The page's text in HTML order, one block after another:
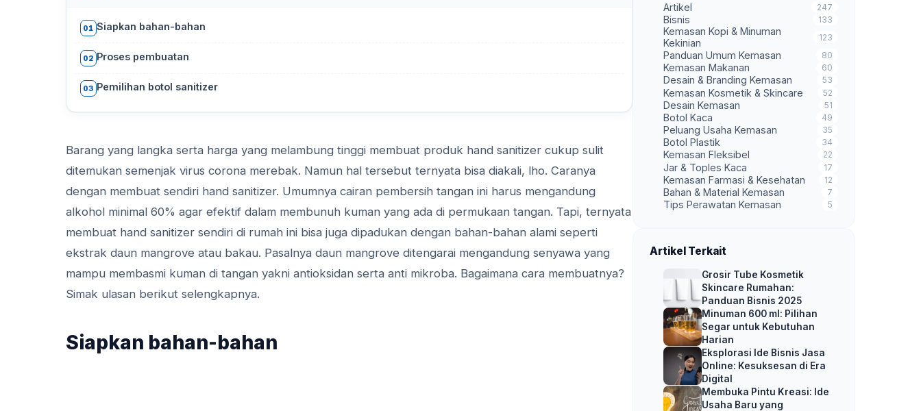
01 Siapkan bahan-bahan
02 Proses pembuatan
03 Pemilihan botol sanitizer
Barang yang langka serta harga yang melambung tinggi membuat produk hand sanitizer cukup sulit
ditemukan semenjak virus corona merebak. Namun hal tersebut ternyata bisa diakali, lho. Caranya
dengan membuat sendiri hand sanitizer. Umumnya cairan pembersih tangan ini harus mengandung
alkohol minimal 60% agar efektif dalam membunuh kuman yang ada di permukaan tangan. Tapi, ternyata
membuat hand sanitizer sendiri di rumah ini bisa juga dipadukan dengan bahan-bahan alami seperti
ekstrak daun mangrove atau bakau. Pasalnya daun mangrove ditengarai mengandung senyawa yang
mampu membasmi kuman di tangan yakni antioksidan serta anti mikroba. Bagaimana cara membuatnya?
Simak ulasan berikut selengkapnya.
Siapkan bahan-bahan
Artikel 247
Bisnis 133
Kemasan Kopi & Minuman
Kekinian
123
Panduan Umum Kemasan 80
Kemasan Makanan 60
Desain & Branding Kemasan 53
Kemasan Kosmetik & Skincare 52
Desain Kemasan 51
Botol Kaca 49
Peluang Usaha Kemasan 35
Botol Plastik 34
Kemasan Fleksibel 22
Jar & Toples Kaca 17
Kemasan Farmasi & Kesehatan 12
Bahan & Material Kemasan 7
Tips Perawatan Kemasan 5
Artikel Terkait
Grosir Tube Kosmetik
Skincare Rumahan:
Panduan Bisnis 2025
Minuman 600 ml: Pilihan
Segar untuk Kebutuhan
Harian
Eksplorasi Ide Bisnis Jasa
Online: Kesuksesan di Era
Digital
Membuka Pintu Kreasi: Ide
Usaha Baru yang